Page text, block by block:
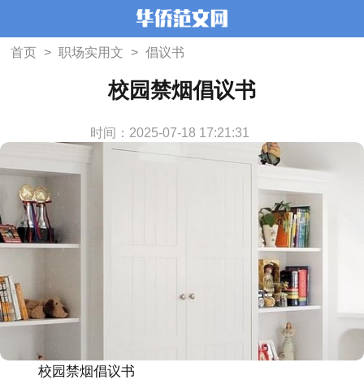
首页 > 职场实用文 > 倡议书
校园禁烟倡议书
时间：2025-07-18 17:21:31
校园禁烟倡议书